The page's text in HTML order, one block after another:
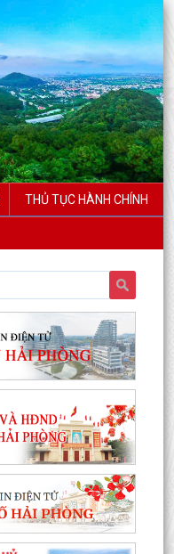
THỦ TỤC HÀNH CHÍNH